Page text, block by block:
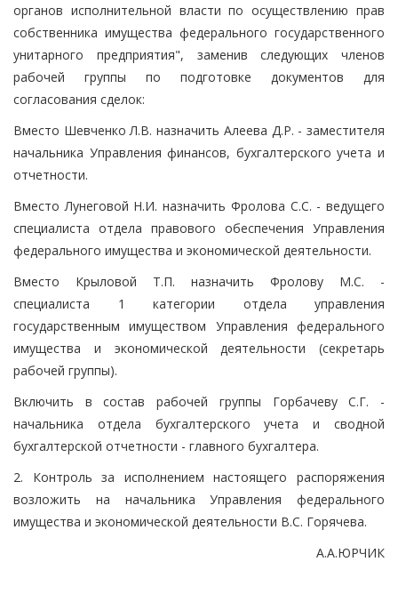
органов исполнительной власти по осуществлению прав
собственника имущества федерального государственного
унитарного предприятия", заменив следующих членов
рабочей группы по подготовке документов для
согласования сделок:
Вместо Шевченко Л.В. назначить Алеева Д.Р. - заместителя
начальника Управления финансов, бухгалтерского учета и
отчетности.
Вместо Лунеговой Н.И. назначить Фролова С.С. - ведущего
специалиста отдела правового обеспечения Управления
федерального имущества и экономической деятельности.
Вместо Крыловой Т.П. назначить Фролову М.С. -
специалиста 1 категории отдела управления
государственным имуществом Управления федерального
имущества и экономической деятельности (секретарь
рабочей группы).
Включить в состав рабочей группы Горбачеву С.Г. -
начальника отдела бухгалтерского учета и сводной
бухгалтерской отчетности - главного бухгалтера.
2. Контроль за исполнением настоящего распоряжения
возложить на начальника Управления федерального
имущества и экономической деятельности В.С. Горячева.
А.А.ЮРЧИК